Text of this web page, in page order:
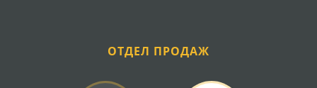
ОТДЕЛ ПРОДАЖ